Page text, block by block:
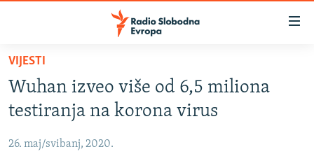
Pređite
glavni
sadržaj
na
VIJESTI
BOSNA I HERCEGOVINA
KOSOVO
VIJESTI
Wuhan izveo više od 6,5 miliona
testiranja na korona virus
26. maj/svibanj, 2020.